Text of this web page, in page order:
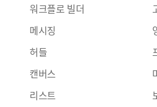
워크플로 빌더
메시징
허들
캔버스
리스트